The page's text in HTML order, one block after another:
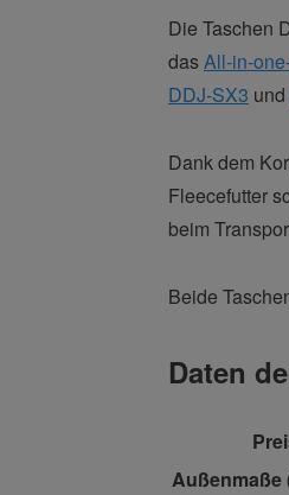
Die Taschen
dasAll-in-
DDJ-SX3 und
Dank dem
Fleecefutter
beim
Beide
Daten
Außenmaße